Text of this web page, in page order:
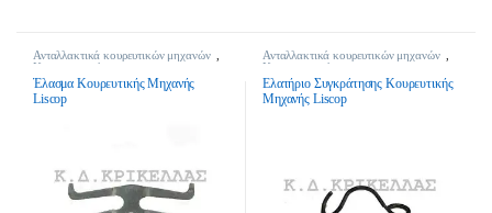
Ανταλλακτικά κουρευτικών μηχανών ,
Κτηνοτροφικά
Έλασμα Κουρευτικής Μηχανής
Liscop
Ανταλλακτικά κουρευτικών μηχανών ,
Κτηνοτροφικά
Ελατήριο Συγκράτησης Κουρευτικής
Μηχανής Liscop